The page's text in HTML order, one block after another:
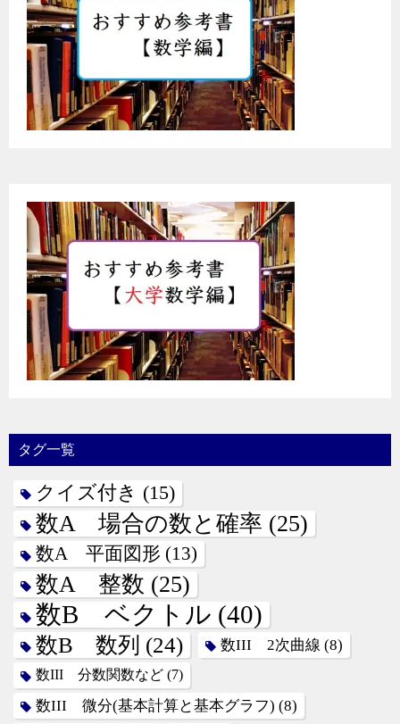
タグ一覧
クイズ付き (15)
数A 場合の数と確率 (25)
数A 平面図形 (13)
数A 整数 (25)
数B ベクトル (40)
数B 数列 (24) 数III 2次曲線 (8)
数III 分数関数など (7)
数III 微分(基本計算と基本グラフ) (8)